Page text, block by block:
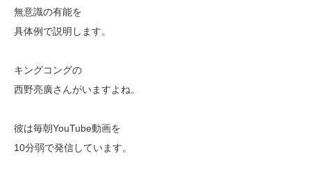
無意識の有能を
具体例で説明します。
キングコングの
西野亮廣さんがいますよね。
彼は毎朝YouTube動画を
10分弱で発信しています。